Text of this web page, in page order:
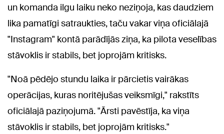
un komanda ilgu laiku neko neziņoja, kas daudziem
lika pamatīgi satraukties, taču vakar viņa oficiālajā
"Instagram" kontā parādījās ziņa, ka pilota veselības
stāvoklis ir stabils, bet joprojām kritisks.
"Noā pēdējo stundu laika ir pārcietis vairākas
operācijas, kuras noritējušas veiksmīgi," rakstīts
oficiālajā paziņojumā. "Ārsti pavēstīja, ka viņa
stāvoklis ir stabils, bet joprojām kritisks."